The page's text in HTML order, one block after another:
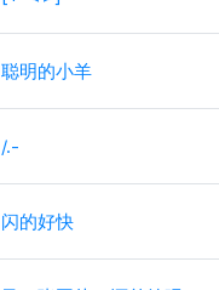
聪明的小羊
/.-
闪的好快